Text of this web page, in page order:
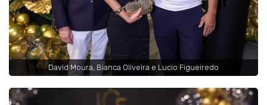
David Moura, Bianca Oliveira e Lucio Figueiredo